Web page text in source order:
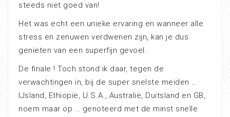
steeds niet goed van!
Het was echt een unieke ervaring en wanneer alle
stress en zenuwen verdwenen zijn, kan je dus
genieten van een superfijn gevoel.
De finale ! Toch stond ik daar, tegen de
verwachtingen in, bij de super snelste meiden …
IJsland, Ethiopië, U.S.A., Australië, Duitsland en GB,
noem maar op … genoteerd met de minst snelle